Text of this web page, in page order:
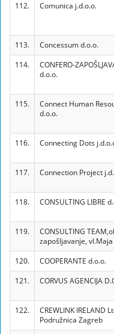
112.
Comunica j.d.o.o.
113.
Concessum d.o.o.
114.
CONFERO-
d.o.o.
115.
Connect Human
d.o.o.
116.
Connecting Dots
117.
Connection Project
118.
CONSULTING LIBRE
119.
CONSULTING
zapošljavanje, vl.Maja
120.
COOPERANTE d.o.o.
121.
CORVUS AGENCIJA
122.
CREWLINK IRELAND
Podružnica Zagreb